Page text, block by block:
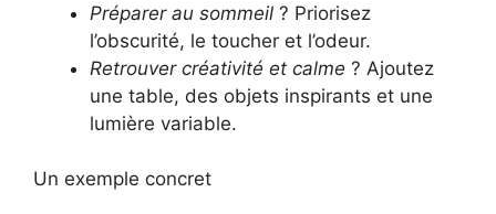
Préparer au sommeil ? Priorisez
l’obscurité, le toucher et l’odeur.
Retrouver créativité et calme ? Ajoutez
une table, des objets inspirants et une
lumière variable.
Un exemple concret